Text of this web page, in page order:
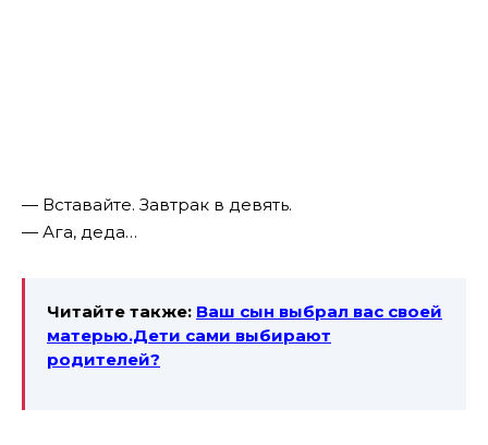
— Вставайте. Завтрак в девять.
— Ага, деда…
Читайте также: Ваш сын выбрал вас своей
матерью.Дети сами выбирают
родителей?